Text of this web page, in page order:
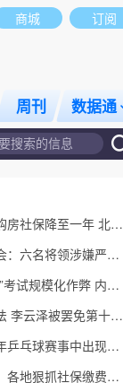
商城 订阅
周刊 数据通
私房课
非京籍五环内购房社保降至一年 北京市公积金最高可贷340万元
全国人大常委会：六名将领涉嫌严重违纪违法 被罢免全国人大代表
河南“三支一扶”考试规模化作弊 内外勾结提前获取试卷
因严重违纪违法 李云泽被罢免第十四届全国人大代表职务
财新闻｜青少年乒乓球赛事中出现严重赛风赛纪问题，乒协发文
【周刊提前读】各地狠抓社保缴费基数 合规与企业减负如何平衡？